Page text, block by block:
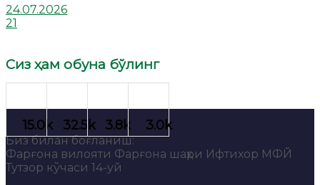
24.07.2026
21
Сиз ҳам обуна бўлинг
Биз билан боғланиш:
Фарғона вилояти Фарғона шаҳри Ифтихор МФЙ
Тутзор кўчаси 14-уй